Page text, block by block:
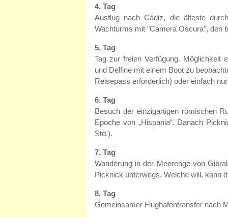
4. Tag
Ausflug nach Cádiz, die älteste
Wachturms mit "Camera Oscura", den
5. Tag
Tag zur freien Verfügung. Möglichkeit
und Delfine mit einem Boot zu
Reisepass erforderlich) oder einfach
6. Tag
Besuch der einzigartigen römischen
Epoche von „Hispania“. Danach
Std.).
7. Tag
Wanderung in der Meerenge von
Picknick unterwegs. Welche will, kann
8. Tag
Gemeinsamer Flughafentransfer nach